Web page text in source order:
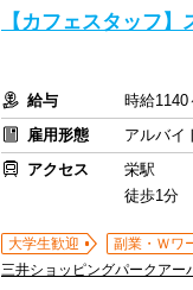
【カフェスタッフ
給与
時給1140
雇用形態
アルバイ
アクセス
栄駅
徒歩1分
大学生歓迎 副業・Ｗワ
三井ショッピングパークアー